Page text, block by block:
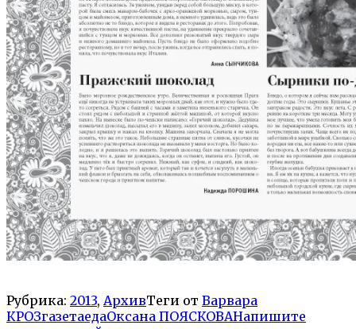
Рубрика: 2013, АрхивТеги от Варвара
КРОЗгазетаедаОксана ПОЯСКОВАНапишите